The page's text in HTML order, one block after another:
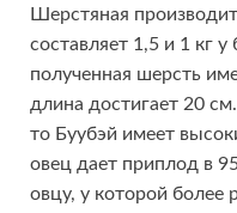
Шерстяная
составляет 1,5 и 1 кг
полученная шерсть
длина достигает 20
то Буубэй имеет
овец дает приплод в
овцу, у которой более